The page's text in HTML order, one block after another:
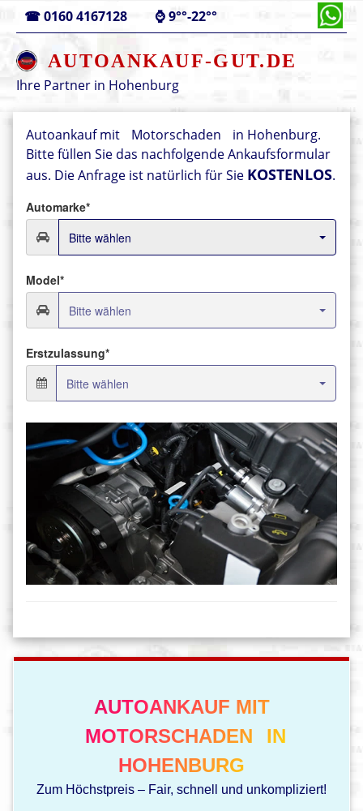
☎0160 4167128 ⌚9°°-22°°
AUTOANKAUF-GUT.DE
Ihre Partner in Hohenburg
Autoankauf mit Motorschaden
in Hohenburg.
Bitte füllen Sie das nachfolgende Ankaufsformular
aus. Die Anfrage ist natürlich für Sie KOSTENLOS.
AUTOANKAUF MIT
MOTORSCHADEN
IN
HOHENBURG
Zum Höchstpreis – Fair, schnell und unkompliziert!